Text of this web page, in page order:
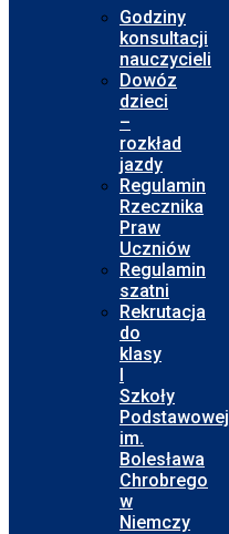
Godziny
konsultacji
nauczycieli
Dowóz
dzieci
–
rozkład
jazdy
Regulamin
Rzecznika
Praw
Uczniów
Regulamin
szatni
Rekrutacja
do
klasy
I
Szkoły
Podstawowej
im.
Bolesława
Chrobrego
w
Niemczy